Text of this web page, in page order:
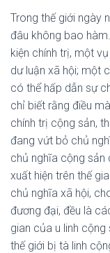
Trong thế giới ngày
đâu không bao
kiện chính trị, một
dư luận xã hội; một
có thể hấp dẫn sự
chỉ biết rằng điều
chính trị cộng sản,
đang vứt bỏ chủ
chủ nghĩa cộng sản
xuất hiện trên thế
chủ nghĩa xã hội,
đương đại, đều là
gian của u linh
thế giới bị tà linh